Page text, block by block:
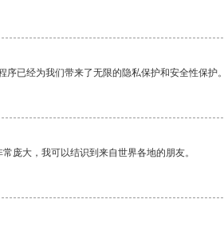
序已经为我们带来了无限的隐私保护和安全性保护
庞大，我可以结识到来自世界各地的朋友。